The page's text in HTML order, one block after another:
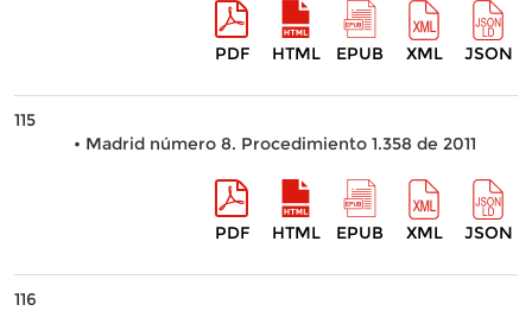
PDF HTML EPUB XML JSON
115
• Madrid número 8. Procedimiento 1.358 de 2011
PDF HTML EPUB XML JSON
116